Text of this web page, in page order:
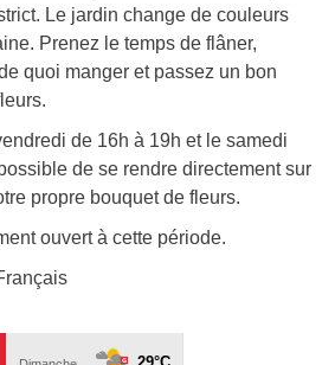
Le jardin change de couleurs
Prenez le temps de flâner,
quoi manger et passez un bon
de 16h à 19h et le samedi
de se rendre directement sur
propre bouquet de fleurs.
ouvert à cette période.